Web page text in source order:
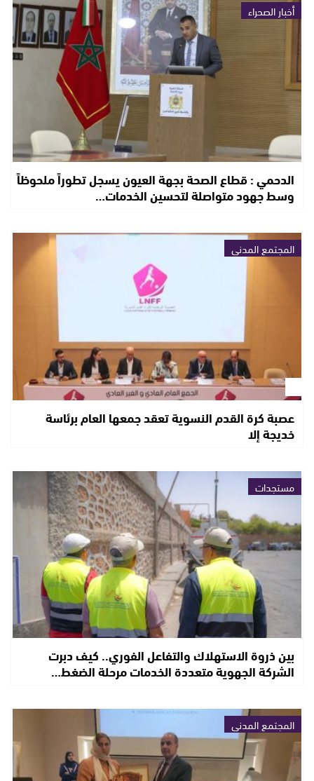
أخبار الصحراء
الدحمي : قطاع الصحة بجهة العيون يسجل تطوراً ملحوظاً
وسط جهود متواصلة لتحسين الخدمات…
المجتمع المدني
عصبة كرة القدم النسوية تعقد جمعها العام برئاسة
خديجة إلا
مستجدات
بين ذروة الاستهلاك والتفاعل الفوري.. كيف دبرت
الشركة الجهوية متعددة الخدمات مرحلة الضغط…
المجتمع المدني